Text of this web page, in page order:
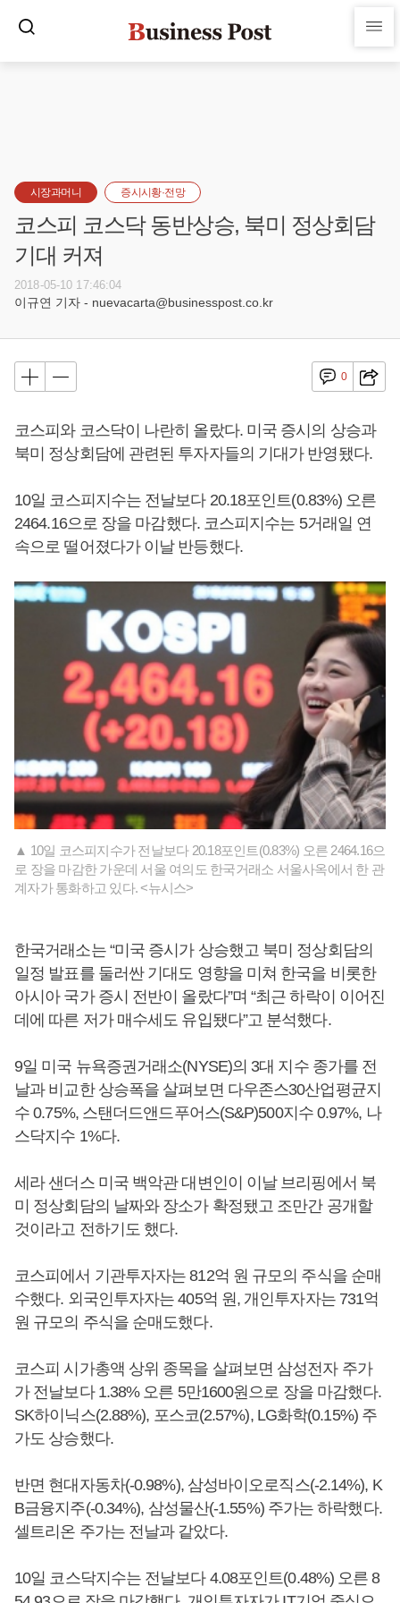
시장과머니 증시시황·전망
코스피 코스닥 동반상승, 북미 정상회담
기대 커져
2018-05-10 17:46:04
이규연 기자 - nuevacarta@businesspost.co.kr
0
코스피와 코스닥이 나란히 올랐다. 미국 증시의 상승과
북미 정상회담에 관련된 투자자들의 기대가 반영됐다.
10일 코스피지수는 전날보다 20.18포인트(0.83%) 오른
2464.16으로 장을 마감했다. 코스피지수는 5거래일 연
속으로 떨어졌다가 이날 반등했다.
▲ 10일 코스피지수가 전날보다 20.18포인트(0.83%) 오른 2464.16으
로 장을 마감한 가운데 서울 여의도 한국거래소 서울사옥에서 한 관
계자가 통화하고 있다. <뉴시스>
한국거래소는 “미국 증시가 상승했고 북미 정상회담의
일정 발표를 둘러싼 기대도 영향을 미쳐 한국을 비롯한
아시아 국가 증시 전반이 올랐다”며 “최근 하락이 이어진
데에 따른 저가 매수세도 유입됐다”고 분석했다.
9일 미국 뉴욕증권거래소(NYSE)의 3대 지수 종가를 전
날과 비교한 상승폭을 살펴보면 다우존스30산업평균지
수 0.75%, 스탠더드앤드푸어스(S&P)500지수 0.97%, 나
스닥지수 1%다.
세라 샌더스 미국 백악관 대변인이 이날 브리핑에서 북
미 정상회담의 날짜와 장소가 확정됐고 조만간 공개할
것이라고 전하기도 했다.
코스피에서 기관투자자는 812억 원 규모의 주식을 순매
수했다. 외국인투자자는 405억 원, 개인투자자는 731억
원 규모의 주식을 순매도했다.
코스피 시가총액 상위 종목을 살펴보면 삼성전자 주가
가 전날보다 1.38% 오른 5만1600원으로 장을 마감했다.
SK하이닉스(2.88%), 포스코(2.57%), LG화학(0.15%) 주
가도 상승했다.
반면 현대자동차(-0.98%), 삼성바이오로직스(-2.14%), K
B금융지주(-0.34%), 삼성물산(-1.55%) 주가는 하락했다.
셀트리온 주가는 전날과 같았다.
10일 코스닥지수는 전날보다 4.08포인트(0.48%) 오른 8